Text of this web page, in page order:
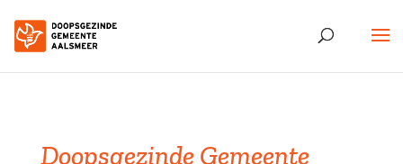
Doopsgezinde Gemeente